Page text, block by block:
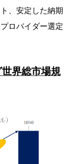
、安定した納期
ロバイダー選定
界総市場規